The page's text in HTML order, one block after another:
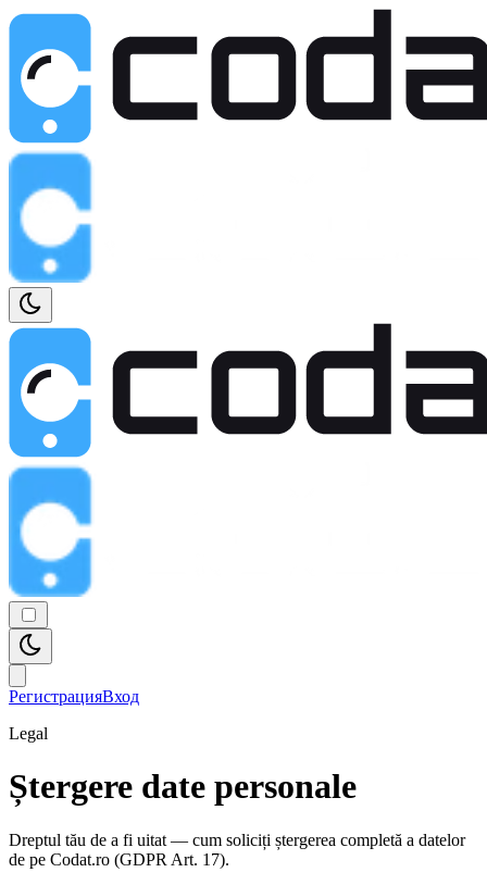
РегистрацияВход
Legal
Ștergere date personale
Dreptul tău de a fi uitat — cum soliciți ștergerea completă a datelor
de pe Codat.ro (GDPR Art. 17).